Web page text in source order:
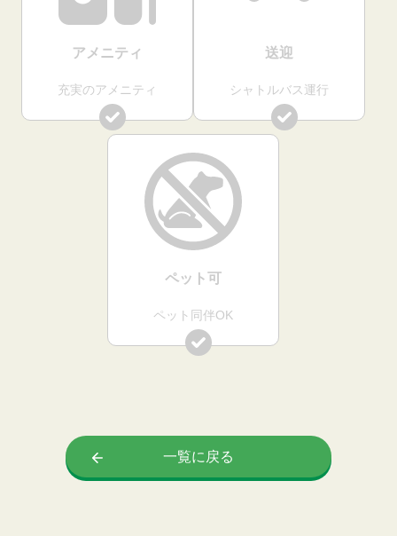
アメニティ
充実のアメニティ
送迎
シャトルバス運行
ペット可
ペット同伴OK
一覧に戻る